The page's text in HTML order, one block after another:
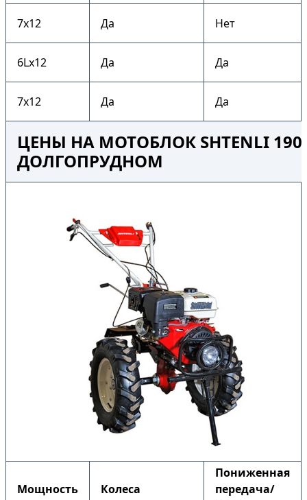
7х12 Да Нет
6Lх12 Да Да
7х12 Да Да
ЦЕНЫ НА МОТОБЛОК SHTENLI
ДОЛГОПРУДНОМ
Мощность Колеса
Пониженная
передача/